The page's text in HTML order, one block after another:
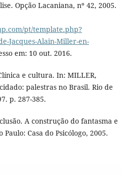
Opção Lacaniana, nº 42, 2005.
pt/template.php?
Jacques-Alain-Miller-en-
em: 10 out. 2016.
e cultura. In: MILLER,
palestras no Brasil. Rio de
p. 287-385.
A construção do fantasma e
Casa do Psicólogo, 2005.